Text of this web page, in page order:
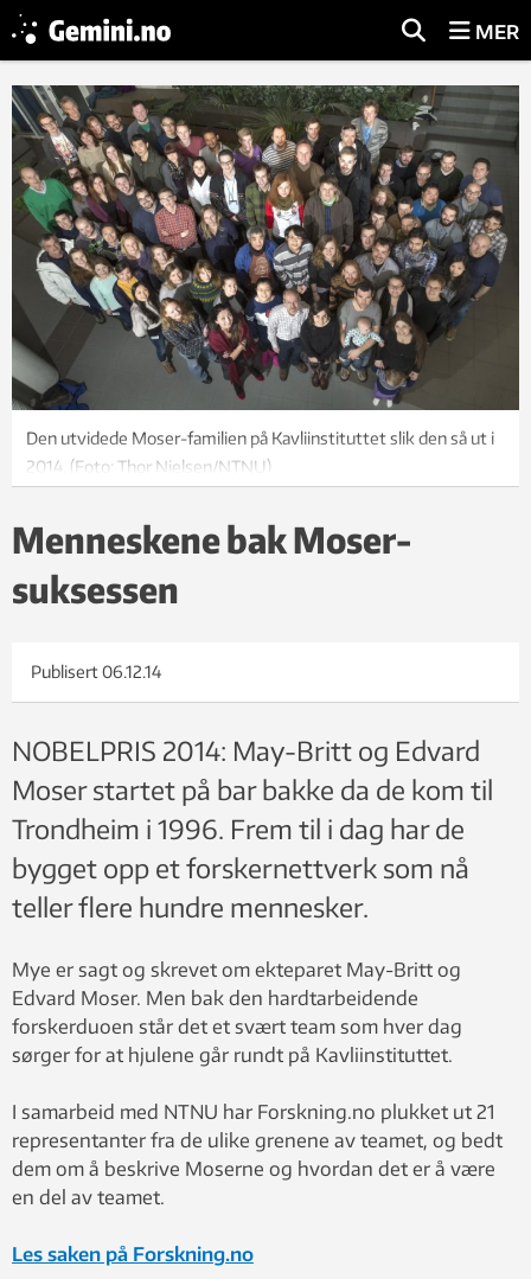
MER
Den utvidede Moser-familien på Kavliinstituttet slik den så ut i
2014. (Foto: Thor Nielsen/NTNU)
Menneskene bak Moser-
suksessen
Publisert06.12.14
NOBELPRIS 2014: May-Britt og Edvard
Moser startet på bar bakke da de kom til
Trondheim i 1996. Frem til i dag har de
bygget opp et forskernettverk som nå
teller flere hundre mennesker.
Mye er sagt og skrevet om ekteparet May-Britt og
Edvard Moser. Men bak den hardtarbeidende
forskerduoen står det et svært team som hver dag
sørger for at hjulene går rundt på Kavliinstituttet.
I samarbeid med NTNU har Forskning.no plukket ut 21
representanter fra de ulike grenene av teamet, og bedt
dem om å beskrive Moserne og hvordan det er å være
en del av teamet.
Les saken på Forskning.no